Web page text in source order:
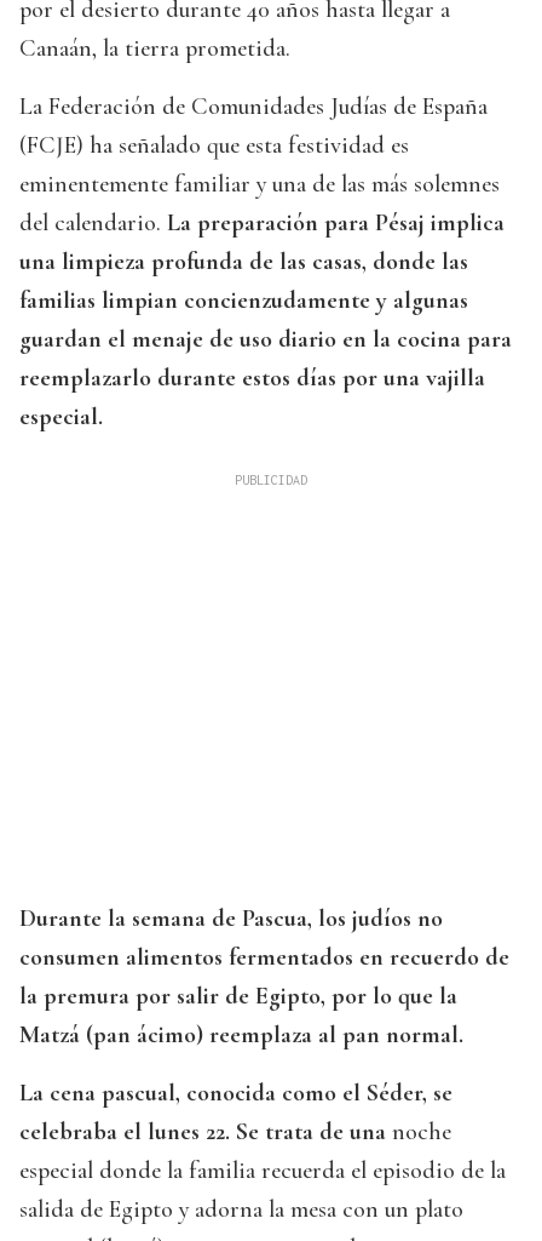
por el desierto durante 40 años hasta llegar a
Canaán, la tierra prometida.
La Federación de Comunidades Judías de España
(FCJE) ha señalado que esta festividad es
eminentemente familiar y una de las más solemnes
del calendario. La preparación para Pésaj implica
una limpieza profunda de las casas, donde las
familias limpian concienzudamente y algunas
guardan el menaje de uso diario en la cocina para
reemplazarlo durante estos días por una vajilla
especial.
Durante la semana de Pascua, los judíos no
consumen alimentos fermentados en recuerdo de
la premura por salir de Egipto, por lo que la
Matzá (pan ácimo) reemplaza al pan normal.
La cena pascual, conocida como el Séder, se
celebraba el lunes 22. Se trata de una noche
especial donde la familia recuerda el episodio de la
salida de Egipto y adorna la mesa con un plato